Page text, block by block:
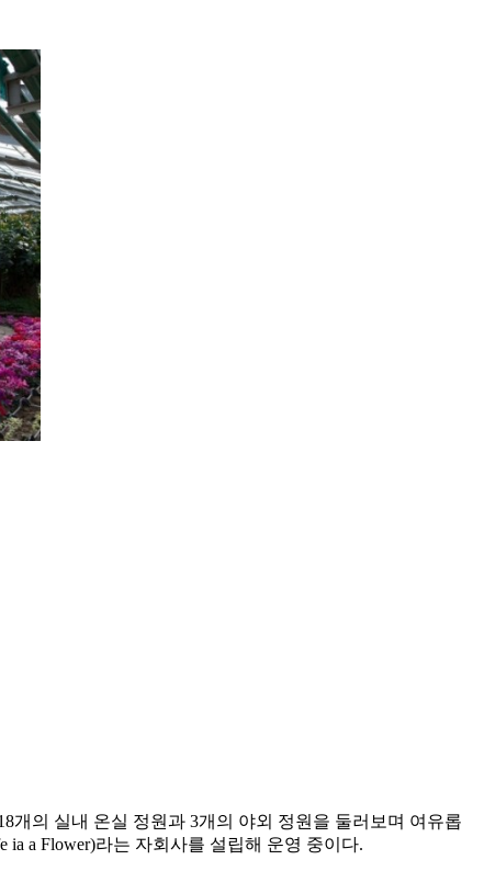
개의 실내 온실 정원과 3개의 야외 정원을 둘러보며 여유롭
a Flower)라는 자회사를 설립해 운영 중이다.